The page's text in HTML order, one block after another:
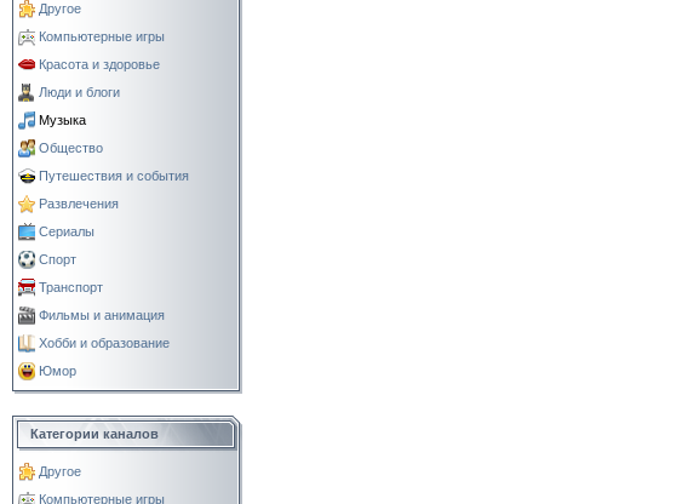
Другое
Компьютерные игры
Красота и здоровье
Люди и блоги
Музыка
Общество
Путешествия и события
Развлечения
Сериалы
Спорт
Транспорт
Фильмы и анимация
Хобби и образование
Юмор
Категории каналов
Другое
Компьютерные игры